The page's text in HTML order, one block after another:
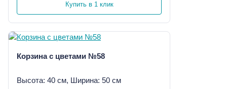
Купить в 1 клик
Корзина с цветами №58
Высота: 40 см, Ширина: 50 см